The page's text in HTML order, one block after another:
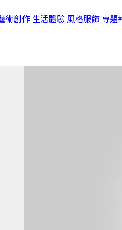
術創作 生活體驗 風格服飾 專題